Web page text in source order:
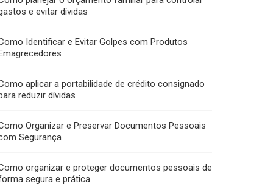
e evitar dívidas
Identificar e Evitar Golpes com Produtos
aplicar a portabilidade de crédito consignado
reduzir dívidas
Organizar e Preservar Documentos Pessoais
Segurança
organizar e proteger documentos pessoais de
segura e prática